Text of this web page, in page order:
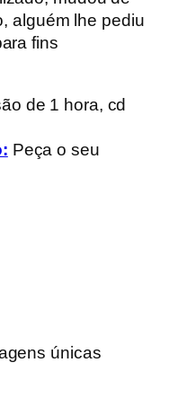
alguém lhe pediu
fins
de 1 hora, cd
Peça o seu
únicas